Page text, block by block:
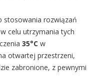
stosowania rozwiązań
celu utrzymania tych
35°C w
otwartej przestrzeni,
zabronione, z pewnymi